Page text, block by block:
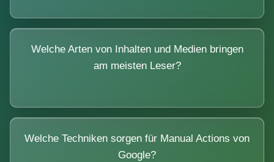
Welche Arten von Inhalten und Medien bringen
am meisten Leser?
Welche Techniken sorgen für Manual Actions von
Google?